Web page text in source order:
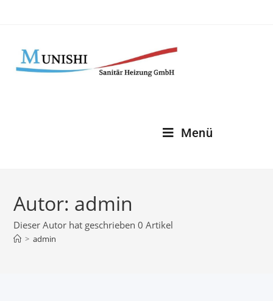
Menü
Autor: admin
Dieser Autor hat geschrieben 0 Artikel
> admin